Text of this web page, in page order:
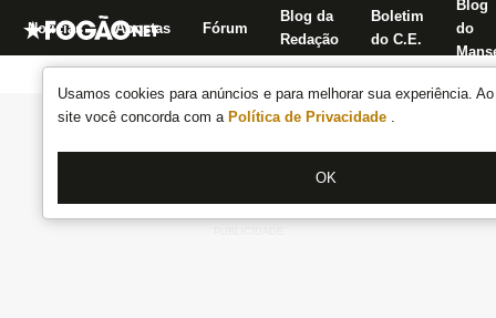
Usamos cookies para anúncios e para melhorar sua experiência.
site você concorda com a Política de Privacidade .
OK
Notícias Apostas Fórum
Blog da
Redação
Boletim
do C.E.
Blog
do